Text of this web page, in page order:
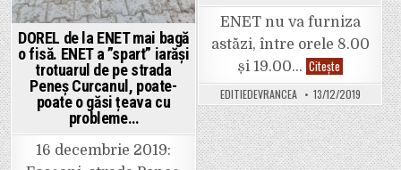
DOREL de la ENET mai bagă
o fisă. ENET a ”spart” iarăși
trotuarul de pe strada
Peneș Curcanul, poate-
poate o găsi țeava cu
probleme…
16 decembrie 2019:
ENET nu va furniza
astăzi, între orele 8.00
și 19.00… Citește
Focșani
a
cerut
ENET-
ului
să
oprească
astăzi
EDITIEDEVRANCEA 13/12/2019